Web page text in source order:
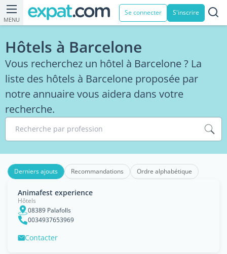
MENU
Se connecter S'inscrire
Hôtels à Barcelone
Vous recherchez un hôtel à Barcelone ? La
liste des hôtels à Barcelone proposée par
notre annuaire vous aidera dans votre
recherche.
Recherche par profession
Derniers ajouts Recommandations Ordre alphabétique
Animafest experience
Hôtels
08389 Palafolls
0034937653969
Contacter